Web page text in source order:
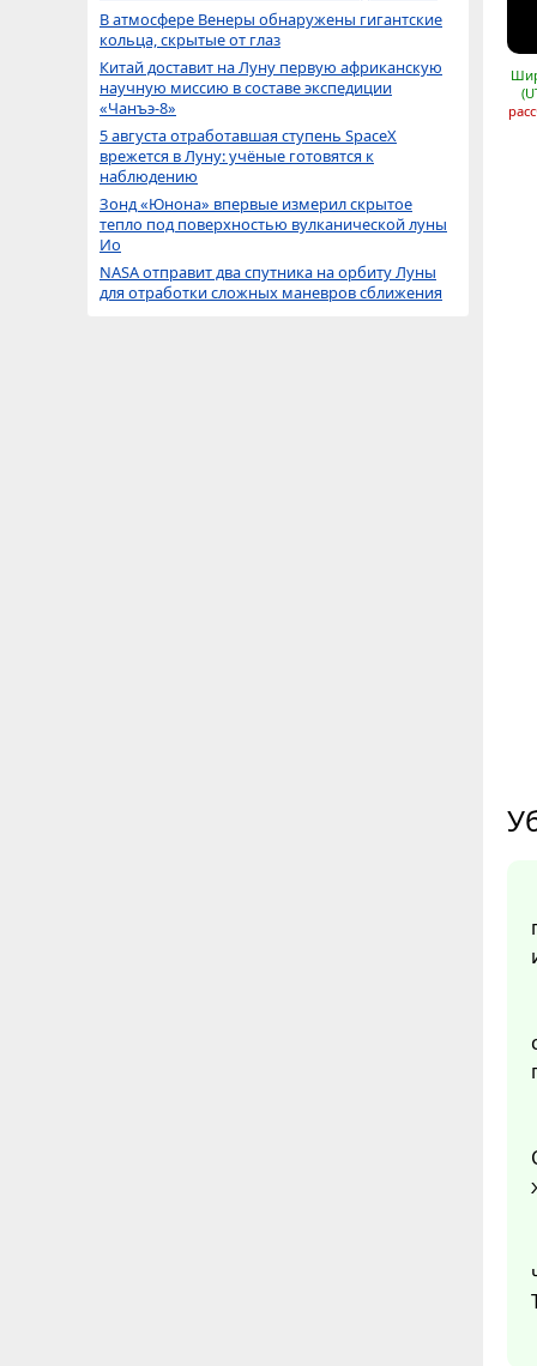
В атмосфере Венеры обнаружены гигантские
кольца, скрытые от глаз
Китай доставит на Луну первую африканскую
научную миссию в составе экспедиции
«Чанъэ-8»
5 августа отработавшая ступень SpaceX
врежется в Луну: учёные готовятся к
наблюдению
Зонд «Юнона» впервые измерил скрытое
тепло под поверхностью вулканической луны
Ио
NASA отправит два спутника на орбиту Луны
для отработки сложных маневров сближения